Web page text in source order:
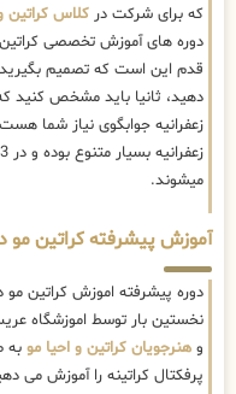
که برای شرکت در کلاس کراتین
دوره های آموزش تخصصی کراتین
قدم این است که تصمیم
دهید، ثانیا باید مشخص
زعفرانیه جوابگوی نیاز شما
میشوند.
آموزش پیشرفته کراتین مو
دوره پیشرفته اموزش کراتین مو
نخستین بار توسط اموزشگاه
و هنرجویان کراتین و احیا مو به
پرفکتال کراتینه را آموزش می